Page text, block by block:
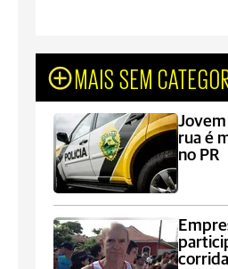
MAIS SEM
rua é
no PR